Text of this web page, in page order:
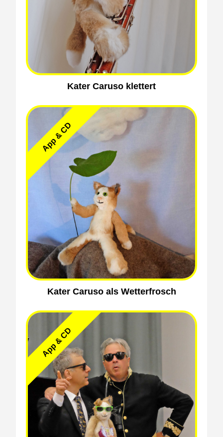
Kater Caruso klettert
App & CD
Kater Caruso als Wetterfrosch
App & CD